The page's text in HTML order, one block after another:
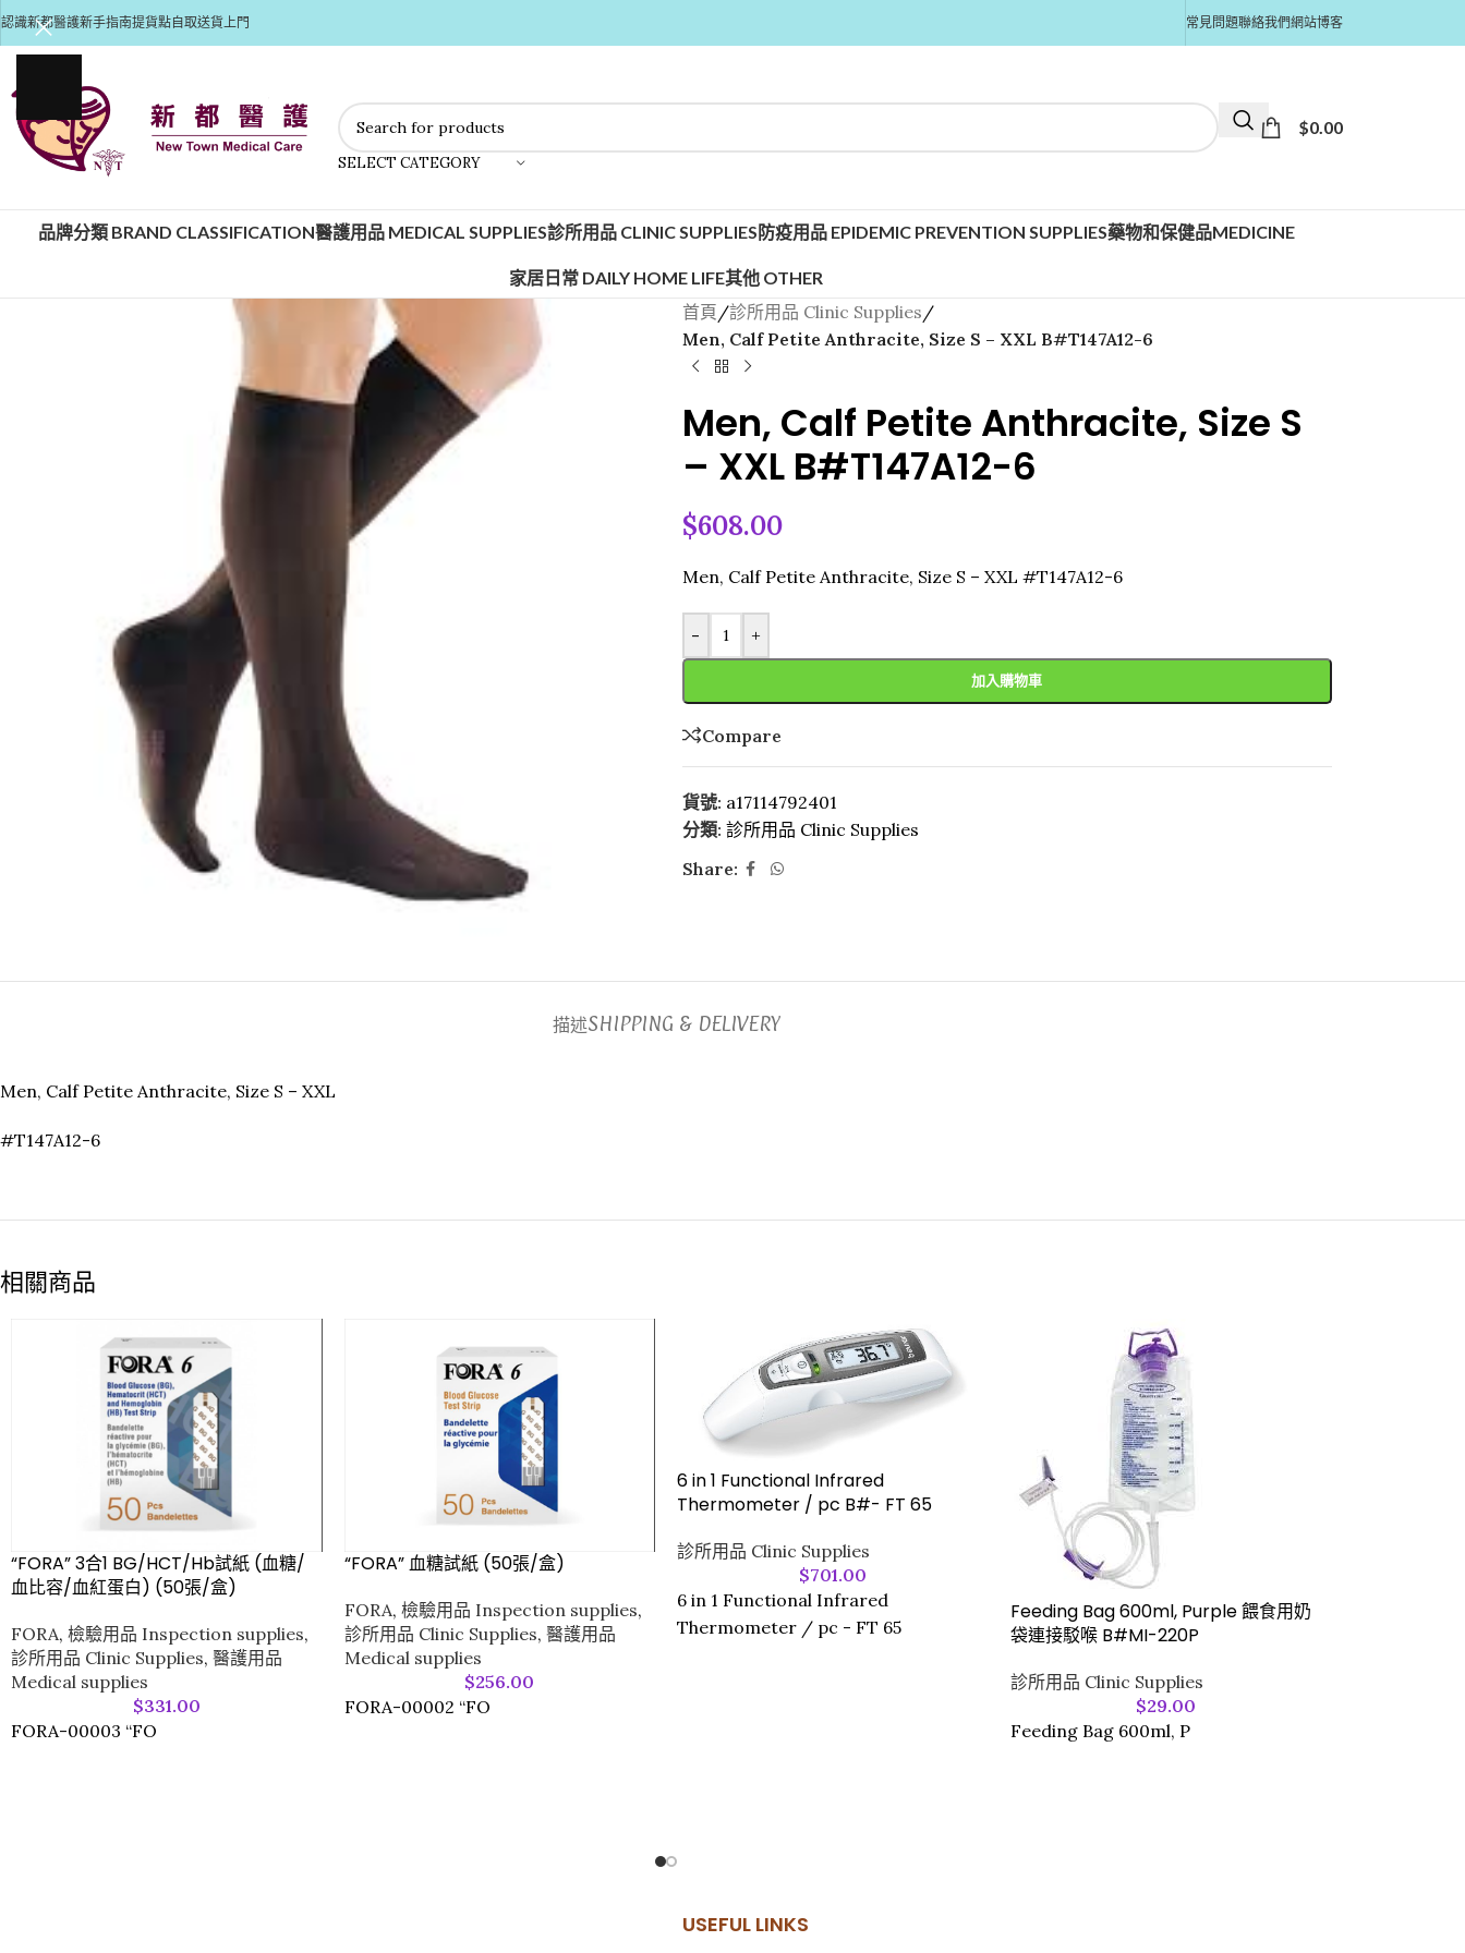
認識新都醫護新手指南提貨點自取送貨上門 常見問題聯絡我們網站博客
SELECT CATEGORY
$0.00
品牌分類 BRAND CLASSIFICATION醫護用品 MEDICAL SUPPLIES診所用品 CLINIC SUPPLIES防疫用品 EPIDEMIC PREVENTION SUPPLIES藥物和保健品MEDICINE
家居日常 DAILY HOME LIFE其他 OTHER
首頁/診所用品 Clinic Supplies/
Men, Calf Petite Anthracite, Size S – XXL B#T147A12-6
Men, Calf Petite Anthracite, Size S
– XXL B#T147A12-6
$608.00
Men, Calf Petite Anthracite, Size S – XXL #T147A12-6
- +
加入購物車
Compare
貨號: a17114792401
分類: 診所用品 Clinic Supplies
Share:
描述SHIPPING & DELIVERY
Men, Calf Petite Anthracite, Size S – XXL
#T147A12-6
相關商品
“FORA” 3合1 BG/HCT/Hb試紙 (血糖/
血比容/血紅蛋白) (50張/盒)
FORA, 檢驗用品 Inspection supplies,
診所用品 Clinic Supplies, 醫護用品
Medical supplies
$331.00
FORA-00003 “FO
“FORA” 血糖試紙 (50張/盒)
FORA, 檢驗用品 Inspection supplies,
診所用品 Clinic Supplies, 醫護用品
Medical supplies
$256.00
FORA-00002 “FO
6 in 1 Functional Infrared
Thermometer / pc B#- FT 65
診所用品 Clinic Supplies
$701.00
6 in 1 Functional Infrared
Thermometer / pc - FT 65
Feeding Bag 600ml, Purple 餵食用奶
袋連接駁喉 B#MI-220P
診所用品 Clinic Supplies
$29.00
Feeding Bag 600ml, P
USEFUL LINKS